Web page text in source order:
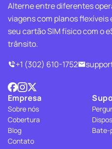
Alterne entre diferentes
viagens com planos
seu cartão SIM físico com o
trânsito.
+1 (302) 610-1752
Empresa
Sobre nós
Cobertura
Blog
Contato
Bate-